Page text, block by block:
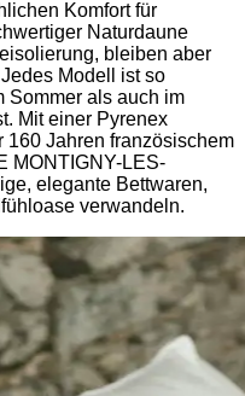
Komfort für
Naturdaune
bleiben aber
Modell ist so
Sommer als auch im
Mit einer Pyrenex
160 Jahren französischem
MONTIGNY-LES-
elegante Bettwaren,
verwandeln.